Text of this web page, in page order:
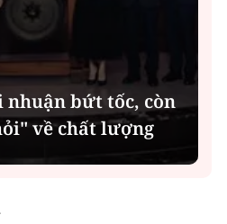
nhuận bứt tốc, còn
về chất lượng